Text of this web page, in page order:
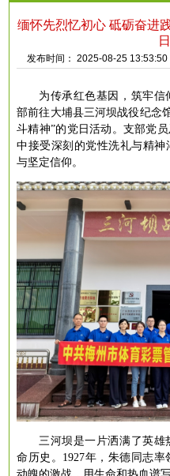
缅怀先烈忆初心 砥砺奋
发布时间： 2025-08-25
为传承红色基因，筑牢
部前往大埔县三河坝战役纪念
斗精神”的党日活动。支部党
中接受深刻的党性洗礼与精
与坚定信仰。
三河坝是一片洒满了英雄
命历史。 1927年，朱德同志